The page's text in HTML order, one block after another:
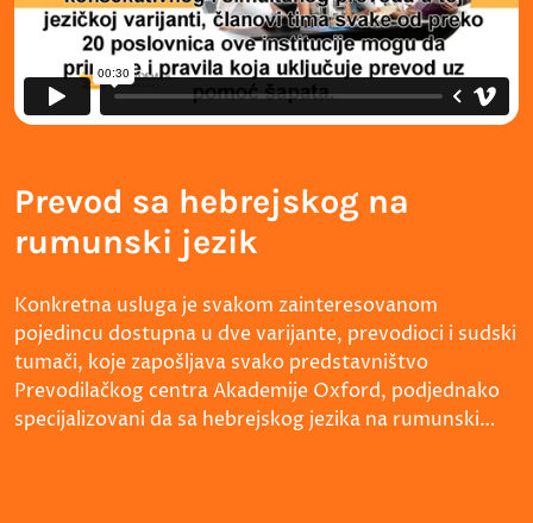
Prevod sa hebrejskog na
rumunski jezik
Konkretna usluga je svakom zainteresovanom
pojedincu dostupna u dve varijante, prevodioci i sudski
tumači, koje zapošljava svako predstavništvo
Prevodilačkog centra Akademije Oxford, podjednako
specijalizovani da sa hebrejskog jezika na rumunski…